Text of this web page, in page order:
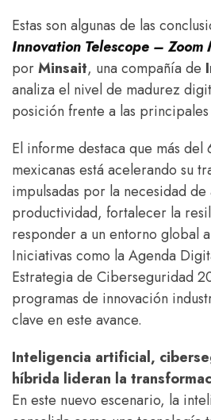
Estas son algunas de las
Innovation Telescope – Zoom
porMinsait, una compañía de
analiza el nivel de madurez
posición frente a las
El informe destaca que más del
mexicanas está acelerando su
impulsadas por la necesidad de
productividad, fortalecer la
responder a un entorno global
Iniciativas como la Agenda
Estrategia de Ciberseguridad
programas de innovación
clave en este avance.
Inteligencia artificial,
híbrida lideran la
En este nuevo escenario, la